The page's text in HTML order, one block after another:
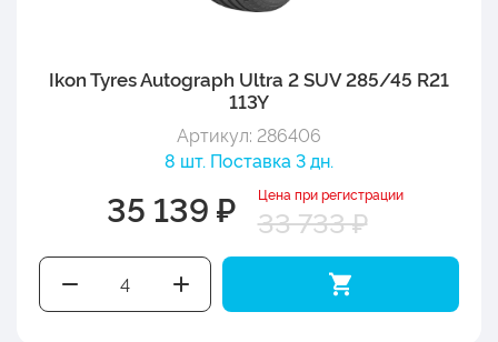
Ikon Tyres Autograph Ultra 2 SUV 285/45 R21
113Y
Артикул: 286406
8 шт. Поставка 3 дн.
35 139 ₽ Цена при регистрации
33 733 ₽